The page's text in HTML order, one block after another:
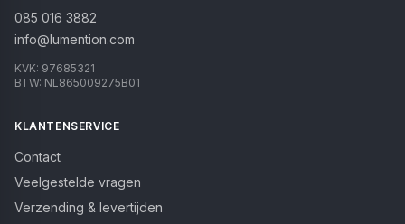
085 016 3882
info@lumention.com
KVK: 97685321
BTW: NL865009275B01
KLANTENSERVICE
Contact
Veelgestelde vragen
Verzending & levertijden